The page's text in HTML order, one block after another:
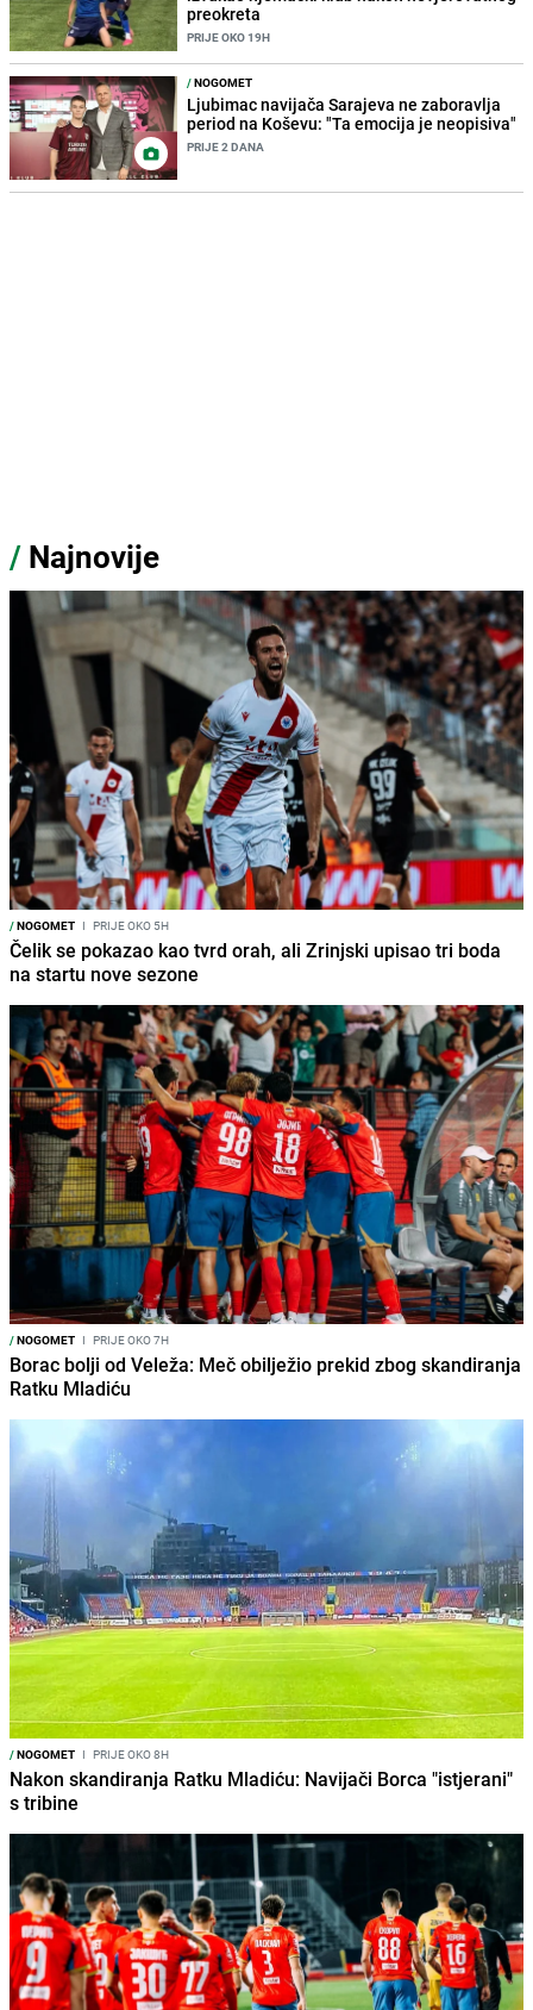
preokreta
PRIJE OKO 19H
/NOGOMET
Ljubimac navijača Sarajeva ne zaboravlja
period na Koševu: "Ta emocija je neopisiva"
PRIJE 2 DANA
/ Najnovije
/NOGOMET I PRIJE OKO 5H
Čelik se pokazao kao tvrd orah, ali Zrinjski upisao tri boda
na startu nove sezone
/NOGOMET I PRIJE OKO 7H
Borac bolji od Veleža: Meč obilježio prekid zbog skandiranja
Ratku Mladiću
/NOGOMET I PRIJE OKO 8H
Nakon skandiranja Ratku Mladiću: Navijači Borca "istjerani"
s tribine